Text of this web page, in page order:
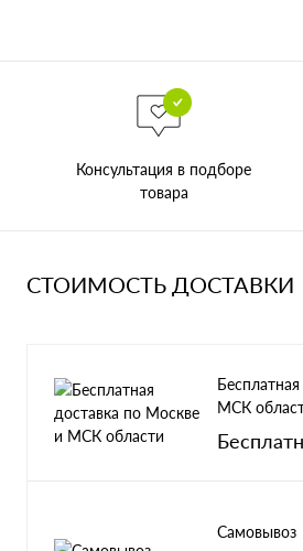
Консультация в подборе
товара
СТОИМОСТЬ ДОСТАВКИ
МСК
Самовывоз